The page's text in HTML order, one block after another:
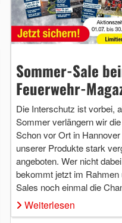
Sommer-Sale
Feuerwehr-
Die Interschutz ist vorbei,
Sommer verlängern wir
Schon vor Ort in
unserer Produkte stark
angeboten. Wer nicht
bekommt jetzt im
Sales noch einmal die
Weiterlesen